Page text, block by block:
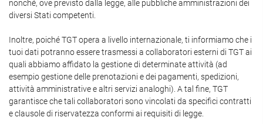
nonché, ove previsto dalla legge, alle pubbliche amministrazioni dei
diversi Stati competenti.
Inoltre, poiché TGT opera a livello internazionale, ti informiamo che i
tuoi dati potranno essere trasmessi a collaboratori esterni di TGT ai
quali abbiamo affidato la gestione di determinate attività (ad
esempio gestione delle prenotazioni e dei pagamenti, spedizioni,
attività amministrative e altri servizi analoghi). A tal fine, TGT
garantisce che tali collaboratori sono vincolati da specifici contratti
e clausole di riservatezza conformi ai requisiti di legge.